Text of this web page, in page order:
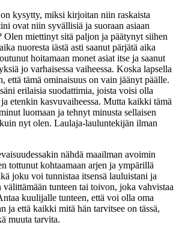
kysytty, miksi kirjoitan niin raskaista
ovat niin syvällisiä ja suoraan asiaan
Olen miettinyt sitä paljon ja päätynyt siihen
nuoresta iästä asti saanut pärjätä aika
hoitamaan monet asiat itse ja saanut
jo varhaisessa vaiheessa. Koska lapsella
että tämä ominaisuus on vain jäänyt päälle.
erilaisia suodattimia, joista voisi olla
etenkin kasvuvaiheessa. Mutta kaikki tämä
luomaan ja tehnyt minusta sellaisen
nyt olen. Laulaja-lauluntekijän ilman
nähdä maailman avoimin
tottunut kohtaamaan arjen ja ympärillä
joku voi tunnistaa itsensä lauluistani ja
välittämään tunteen tai toivon, joka vahvistaa
kuulijalle tunteen, että voi olla oma
ja että kaikki mitä hän tarvitsee on tässä,
muuta tarvita.